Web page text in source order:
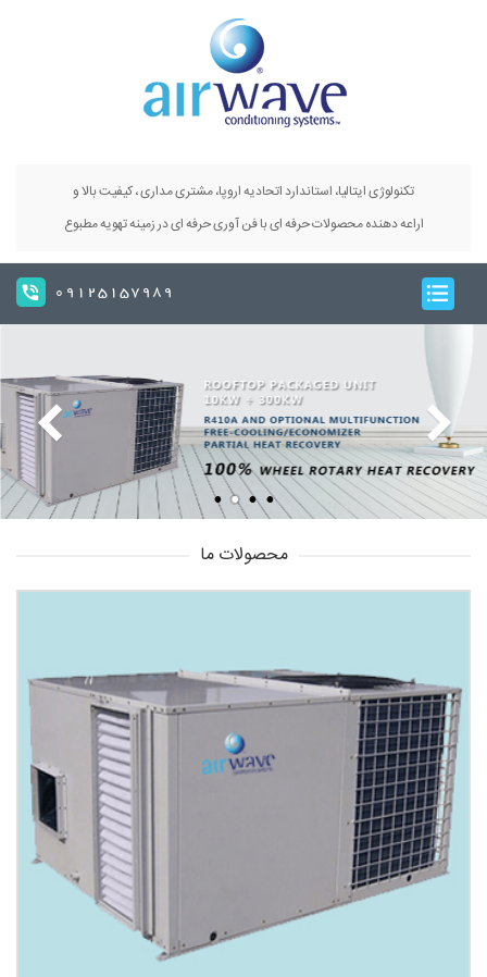
تکنولوژی ایتالیا، استاندارد اتحادیه اروپا، مشتری مداری ، کیفیت بالا و
اراعه دهنده محصولات حرفه ای با فن آوری حرفه ای در زمینه تهویه مطبوع
09125157989
محصولات ما